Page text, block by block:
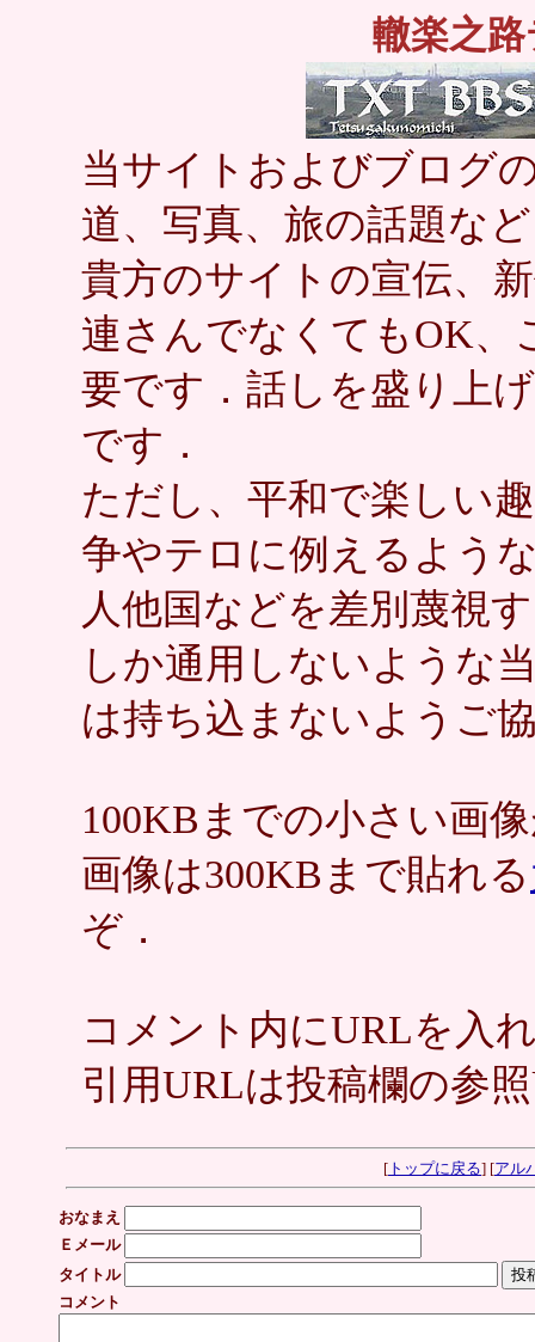
轍楽之
当サイトおよびブログ
道、写真、旅の話題な
貴方のサイトの宣伝、
連さんでなくてもOK、
要です．話しを盛り上
です．
ただし、平和で楽しい
争やテロに例えるよう
人他国などを差別蔑視
しか通用しないような
は持ち込まないようご
100KBまでの小さい画
画像は300KBまで貼れる
ぞ．
コメント内にURLを入
引用URLは投稿欄の参
[ トップに戻る] [アル
おなまえ
Ｅメール
タイトル
コメント